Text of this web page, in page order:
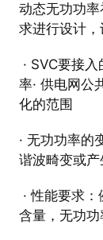
动态无功功
求进行设计，
· SVC要接
率· 供电网公
化的范围
· 无功功率的
谐波畸变或
· 性能要求
含量，无功